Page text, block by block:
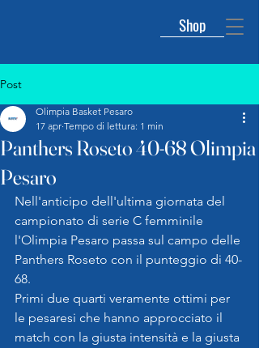
Shop
Post
Panthers Roseto 40-68 Olimpia
Pesaro
Olimpia Basket Pesaro
17 apr Tempo di lettura: 1 min
Nell'anticipo dell'ultima giornata del
campionato di serie C femminile
l'Olimpia Pesaro passa sul campo delle
Panthers Roseto con il punteggio di 40-
68.
Primi due quarti veramente ottimi per
le pesaresi che hanno approcciato il
match con la giusta intensità e la giusta